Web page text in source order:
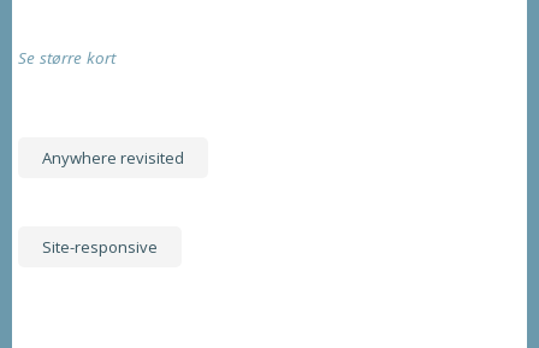
Se større kort
Anywhere revisited
Site-responsive